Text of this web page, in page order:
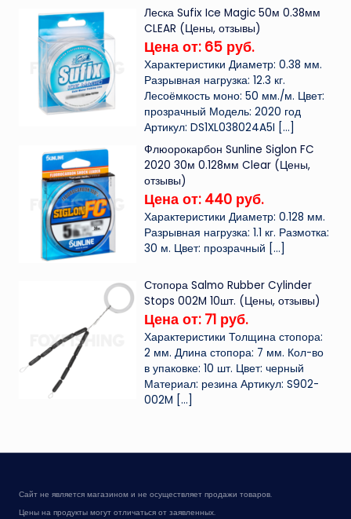
Леска Sufix Ice Magic 50м 0.38мм
CLEAR (Цены, отзывы)
Цена от: 65 руб.
Характеристики Диаметр: 0.38 мм.
Разрывная нагрузка: 12.3 кг.
Лесоёмкость моно: 50 мм./м. Цвет:
прозрачный Модель: 2020 год
Артикул: DS1XL038024A5I […]
Флюорокарбон Sunline Siglon FC
2020 30м 0.128мм Clear (Цены,
отзывы)
Цена от: 440 руб.
Характеристики Диаметр: 0.128 мм.
Разрывная нагрузка: 1.1 кг. Размотка:
30 м. Цвет: прозрачный […]
Стопора Salmo Rubber Cylinder
Stops 002M 10шт. (Цены, отзывы)
Цена от: 71 руб.
Характеристики Толщина стопора:
2 мм. Длина стопора: 7 мм. Кол-во
в упаковке: 10 шт. Цвет: черный
Материал: резина Артикул: S902-
002M […]
Сайт не является магазином и не осуществляет продажи товаров.
Цены на продукты могут отличаться от заявленных.